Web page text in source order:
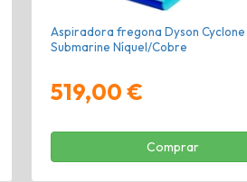
Aspiradora fregona Dyson Cyclone
Submarine Níquel/Cobre
519,00 €
Comprar